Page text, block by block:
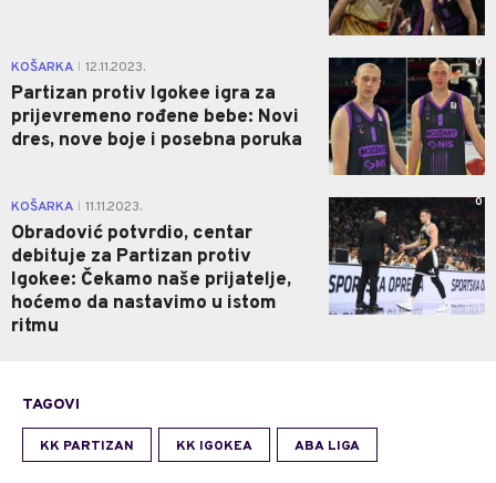
KOŠARKA 12.11.2023.
Partizan protiv Igokee igra za
prijevremeno rođene bebe: Novi
dres, nove boje i posebna poruka
0
KOŠARKA 11.11.2023.
Obradović potvrdio, centar
debituje za Partizan protiv
Igokee: Čekamo naše prijatelje,
hoćemo da nastavimo u istom
ritmu
0
TAGOVI
KK PARTIZAN KK IGOKEA ABA LIGA